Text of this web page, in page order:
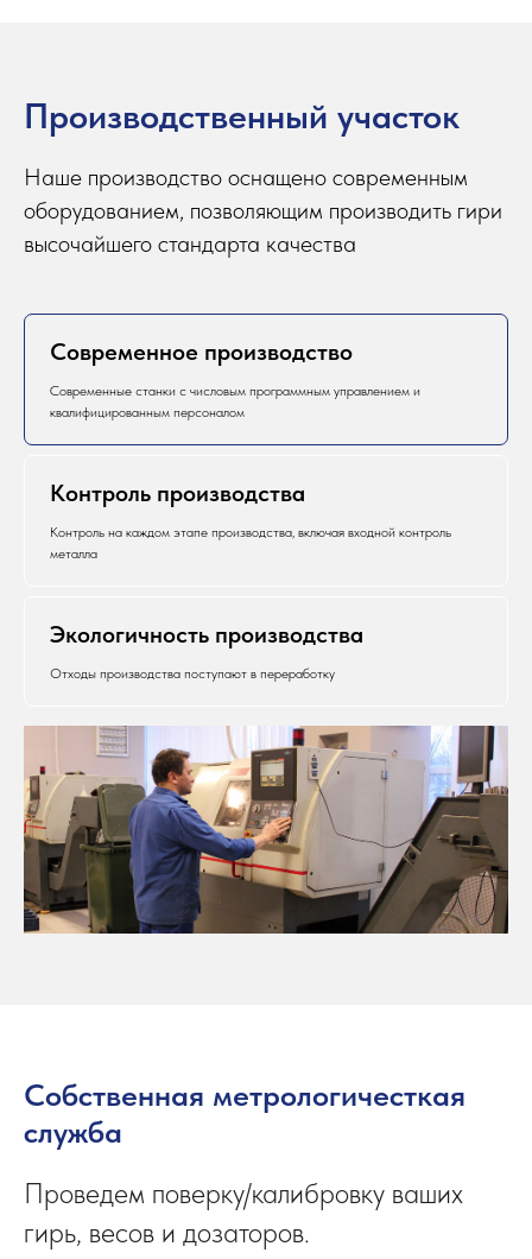
Производственный участок
Наше производство оснащено современным
оборудованием, позволяющим производить гири
высочайшего стандарта качества
Современное производство
Современные станки с числовым программным управлением и
квалифицированным персоналом
Контроль производства
Контроль на каждом этапе производства, включая входной контроль
металла
Экологичность производства
Отходы производства поступают в переработку
Собственная метрологичесткая
служба
Проведем поверку/калибровку ваших
гирь, весов и дозаторов.